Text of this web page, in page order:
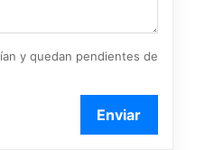
y quedan pendientes de
Enviar